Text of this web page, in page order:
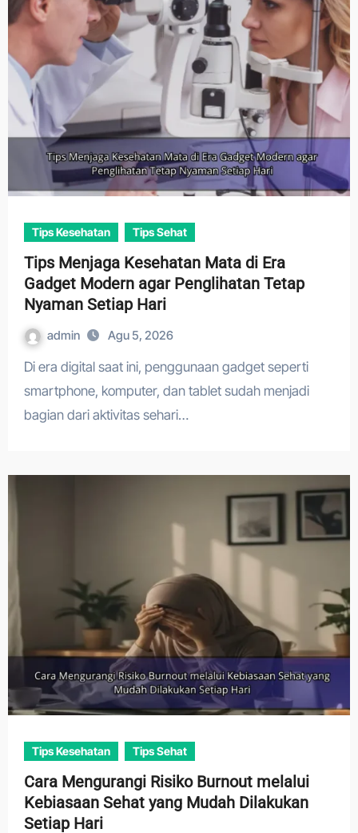
Tips Kesehatan Tips Sehat
Tips Menjaga Kesehatan Mata di Era
Gadget Modern agar Penglihatan Tetap
Nyaman Setiap Hari
admin Agu 5, 2026
Di era digital saat ini, penggunaan gadget seperti
smartphone, komputer, dan tablet sudah menjadi
bagian dari aktivitas sehari…
Tips Kesehatan Tips Sehat
Cara Mengurangi Risiko Burnout melalui
Kebiasaan Sehat yang Mudah Dilakukan
Setiap Hari